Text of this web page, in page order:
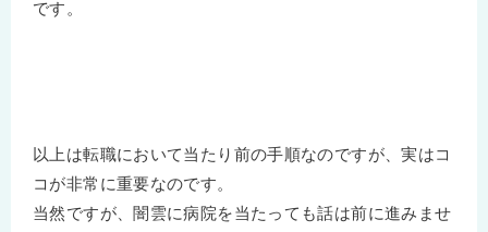
です。
以上は転職において当たり前の手順なのですが、実はコ
コが非常に重要なのです。
当然ですが、闇雲に病院を当たっても話は前に進みませ